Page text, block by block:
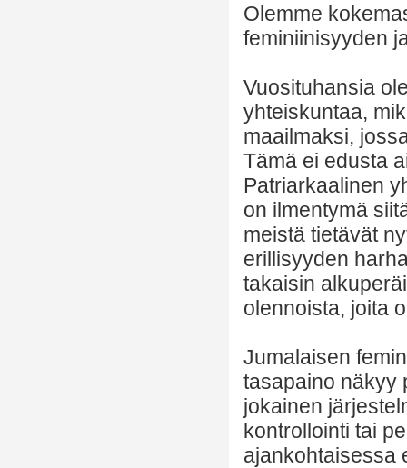
Olemme
feminiinisyyden
Vuosituhansia
yhteiskuntaa,
maailmaksi,
Tämä ei edusta
Patriarkaalinen
on ilmentymä
meistä tietävät
erillisyyden
takaisin
olennoista, joita
Jumalaisen
tasapaino näkyy
jokainen
kontrollointi tai
ajankohtaisessa